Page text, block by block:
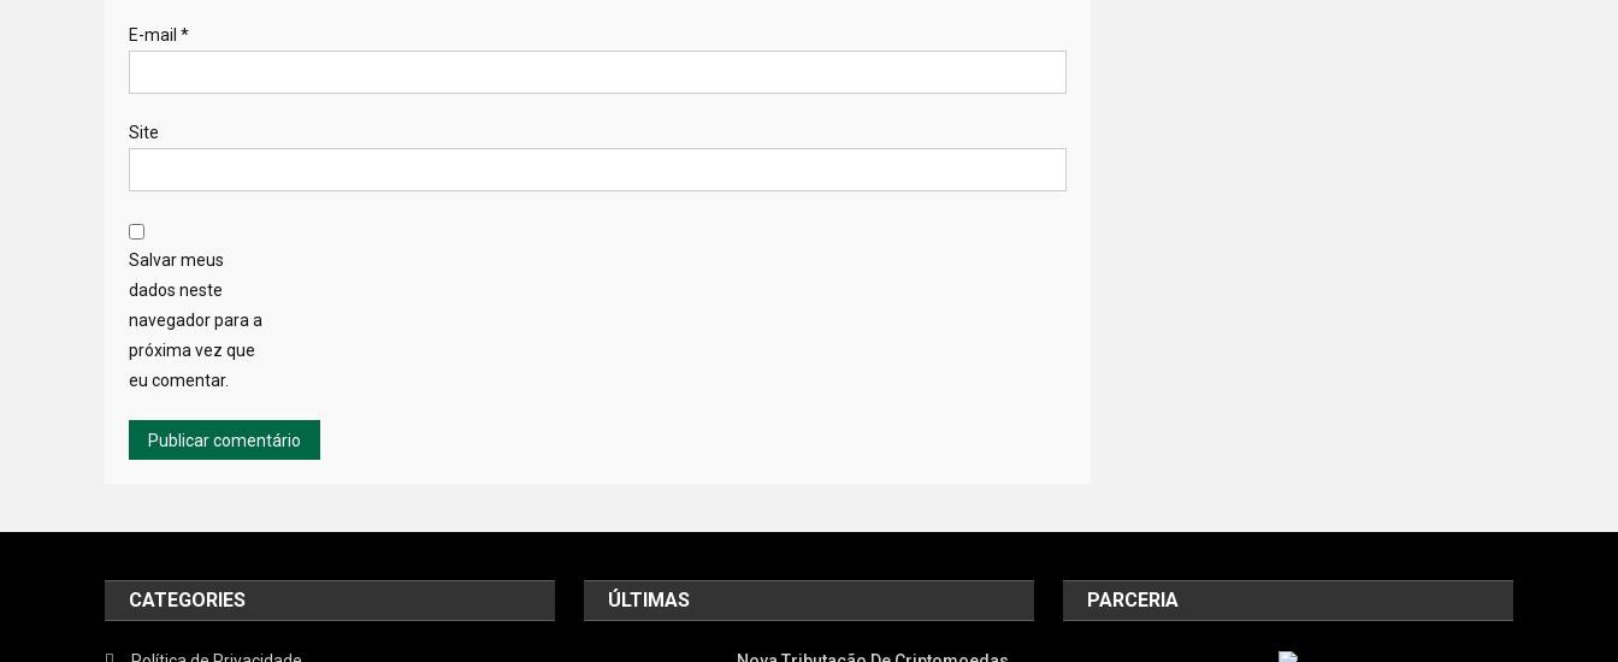
E-mail *
Site
Salvar meus
dados neste
navegador para a
próxima vez que
eu comentar.
CATEGORIES ÚLTIMAS PARCERIA